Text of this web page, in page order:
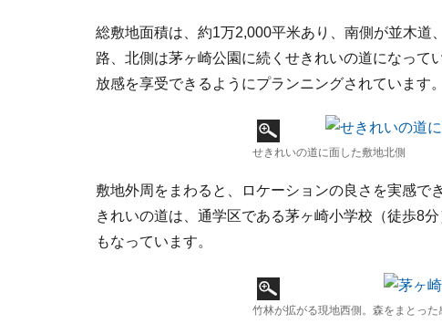
総敷地面積は、約1万2,000平米あり、南側が並木
路、北側は茅ヶ崎公園に続くせきれいの道になって
放感を享受できるようにプランニングされています。
せきれいの道に面した敷地北側
敷地外周をまわると、ロケーションの良さを実感
きれいの道は、通学区である茅ヶ崎小学校（徒歩8
もなっています。
竹林が拡がる現地西側。森をまとった